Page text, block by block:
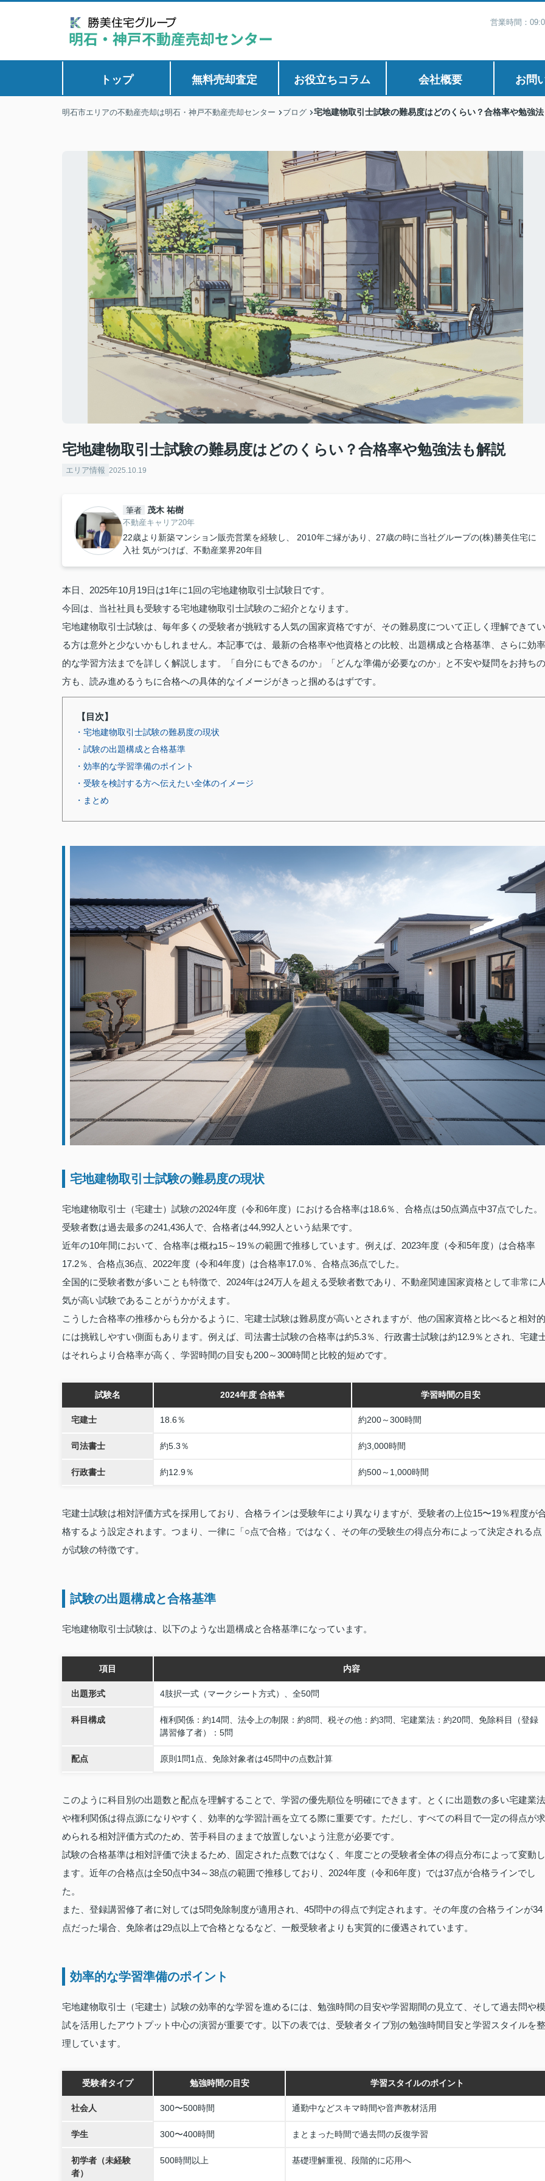
営業時間：
トップ 無料売却査定 お役立ちコラム 会社概要 お問
明石市エリアの不動産売却は明石・神戸不動産売却センター ブログ 宅地建物取引士試験の難易度はどのくらい？合格率や勉強
宅地建物取引士試験の難易度はどのくらい？合格率や勉強法も解説
エリア情報 2025.10.19
筆者 茂木 祐樹
不動産キャリア20年
22歳より新築マンション販売営業を経験し、 2010年ご縁があり、27歳の時に当社グループの(株)勝美住宅に
入社 気がつけば、不動産業界20年目
本日、2025年10月19日は1年に1回の宅地建物取引士試験日です。
今回は、当社社員も受験する宅地建物取引士試験のご紹介となります。
宅地建物取引士試験は、毎年多くの受験者が挑戦する人気の国家資格ですが、その難易度について正しく理解できてい
る方は意外と少ないかもしれません。本記事では、最新の合格率や他資格との比較、出題構成と合格基準、さらに効率
的な学習方法までを詳しく解説します。「自分にもできるのか」「どんな準備が必要なのか」と不安や疑問をお持ちの
方も、読み進めるうちに合格への具体的なイメージがきっと掴めるはずです。
【目次】
・宅地建物取引士試験の難易度の現状
・試験の出題構成と合格基準
・効率的な学習準備のポイント
・受験を検討する方へ伝えたい全体のイメージ
・まとめ
宅地建物取引士試験の難易度の現状
宅地建物取引士（宅建士）試験の2024年度（令和6年度）における合格率は18.6％、合格点は50点満点中37点でした。
受験者数は過去最多の241,436人で、合格者は44,992人という結果です。
近年の10年間において、合格率は概ね15～19％の範囲で推移しています。例えば、2023年度（令和5年度）は合格率
17.2％、合格点36点、2022年度（令和4年度）は合格率17.0％、合格点36点でした。
全国的に受験者数が多いことも特徴で、2024年は24万人を超える受験者数であり、不動産関連国家資格として非常に
気が高い試験であることがうかがえます。
こうした合格率の推移からも分かるように、宅建士試験は難易度が高いとされますが、他の国家資格と比べると相対的
には挑戦しやすい側面もあります。例えば、司法書士試験の合格率は約5.3％、行政書士試験は約12.9％とされ、宅建
はそれらより合格率が高く、学習時間の目安も200～300時間と比較的短めです。
試験名 2024年度 合格率 学習時間の目安
宅建士 18.6％ 約200～300時間
司法書士 約5.3％ 約3,000時間
行政書士 約12.9％ 約500～1,000時間
宅建士試験は相対評価方式を採用しており、合格ラインは受験年により異なりますが、受験者の上位15〜19％程度が
格するよう設定されます。つまり、一律に「○点で合格」ではなく、その年の受験生の得点分布によって決定される点
が試験の特徴です。
試験の出題構成と合格基準
宅地建物取引士試験は、以下のような出題構成と合格基準になっています。
項目 内容
出題形式 4肢択一式（マークシート方式）、全50問
科目構成
権利関係：約14問、法令上の制限：約8問、税その他：約3問、宅建業法：約20問、免除科目（登録
講習修了者）：5問
配点 原則1問1点、免除対象者は45問中の点数計算
このように科目別の出題数と配点を理解することで、学習の優先順位を明確にできます。とくに出題数の多い宅建業法
や権利関係は得点源になりやすく、効率的な学習計画を立てる際に重要です。ただし、すべての科目で一定の得点が求
められる相対評価方式のため、苦手科目のままで放置しないよう注意が必要です。
試験の合格基準は相対評価で決まるため、固定された点数ではなく、年度ごとの受験者全体の得点分布によって変動し
ます。近年の合格点は全50点中34～38点の範囲で推移しており、2024年度（令和6年度）では37点が合格ラインでし
た。
また、登録講習修了者に対しては5問免除制度が適用され、45問中の得点で判定されます。その年度の合格ラインが34
点だった場合、免除者は29点以上で合格となるなど、一般受験者よりも実質的に優遇されています。
効率的な学習準備のポイント
宅地建物取引士（宅建士）試験の効率的な学習を進めるには、勉強時間の目安や学習期間の見立て、そして過去問や模
試を活用したアウトプット中心の演習が重要です。以下の表では、受験者タイプ別の勉強時間目安と学習スタイルを整
理しています。
受験者タイプ 勉強時間の目安 学習スタイルのポイント
社会人 300〜500時間 通勤中などスキマ時間や音声教材活用
学生 300〜400時間 まとまった時間で過去問の反復学習
初学者（未経験
者）
500時間以上 基礎理解重視、段階的に応用へ